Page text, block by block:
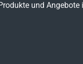
und